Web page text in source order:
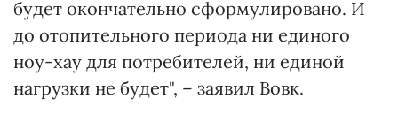
будет окончательно сформулировано. И
до отопительного периода ни единого
ноу-хау для потребителей, ни единой
нагрузки не будет", – заявил Вовк.